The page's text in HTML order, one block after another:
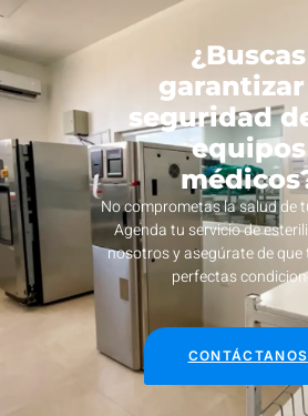
¿Buscas
seguridad
equipos
No comprometas la salud de
Agenda tu servicio de
nosotros y asegúrate de que
perfectas
CONTÁCTANOS